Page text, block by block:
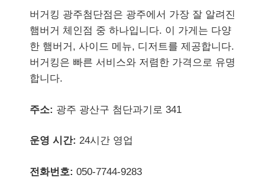
버거킹 광주첨단점은 광주에서 가장 잘 알려진
햄버거 체인점 중 하나입니다. 이 가게는 다양
한 햄버거, 사이드 메뉴, 디저트를 제공합니다.
버거킹은 빠른 서비스와 저렴한 가격으로 유명
합니다.
주소: 광주 광산구 첨단과기로 341
운영 시간: 24시간 영업
전화번호: 050-7744-9283